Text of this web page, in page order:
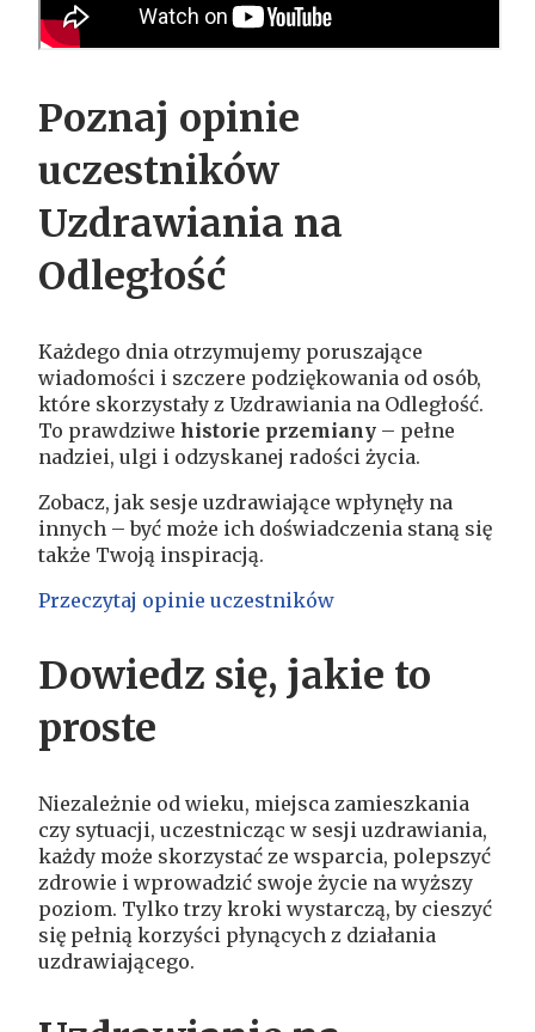
Poznaj opinie
uczestników
Uzdrawiania na
Odległość
Każdego dnia otrzymujemy poruszające
wiadomości i szczere podziękowania od osób,
które skorzystały z Uzdrawiania na Odległość.
To prawdziwe historie przemiany – pełne
nadziei, ulgi i odzyskanej radości życia.
Zobacz, jak sesje uzdrawiające wpłynęły na
innych – być może ich doświadczenia staną się
także Twoją inspiracją.
Przeczytaj opinie uczestników
Dowiedz się, jakie to
proste
Niezależnie od wieku, miejsca zamieszkania
czy sytuacji, uczestnicząc w sesji uzdrawiania,
każdy może skorzystać ze wsparcia, polepszyć
zdrowie i wprowadzić swoje życie na wyższy
poziom. Tylko trzy kroki wystarczą, by cieszyć
się pełnią korzyści płynących z działania
uzdrawiającego.